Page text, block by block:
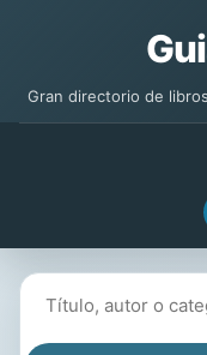
Gran directorio de